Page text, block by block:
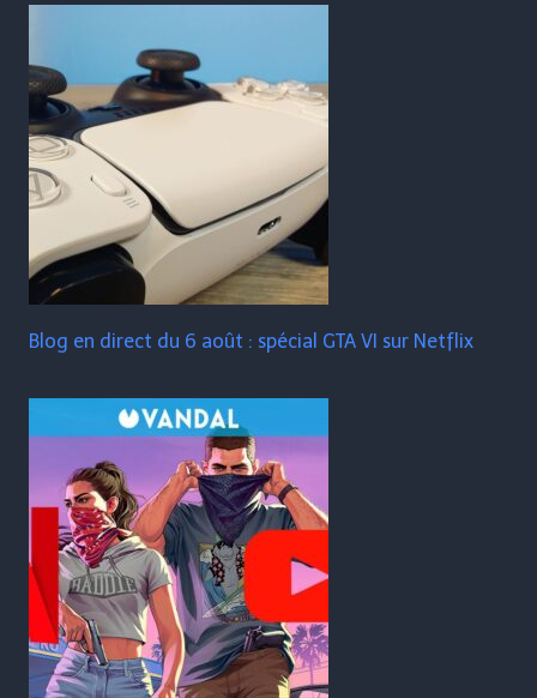
Blog en direct du 6 août : spécial GTA VI sur Netflix